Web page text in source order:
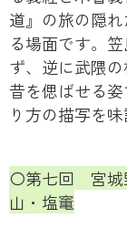
道』の旅の隠
る場面です。
ず、逆に武隈
昔を偲ばせる
り方の描写を味
〇第七回 宮城
山・塩竃